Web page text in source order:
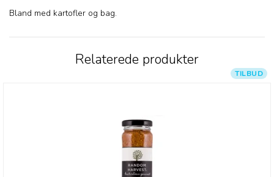
Bland med kartofler og bag.
Relaterede produkter
TILBUD